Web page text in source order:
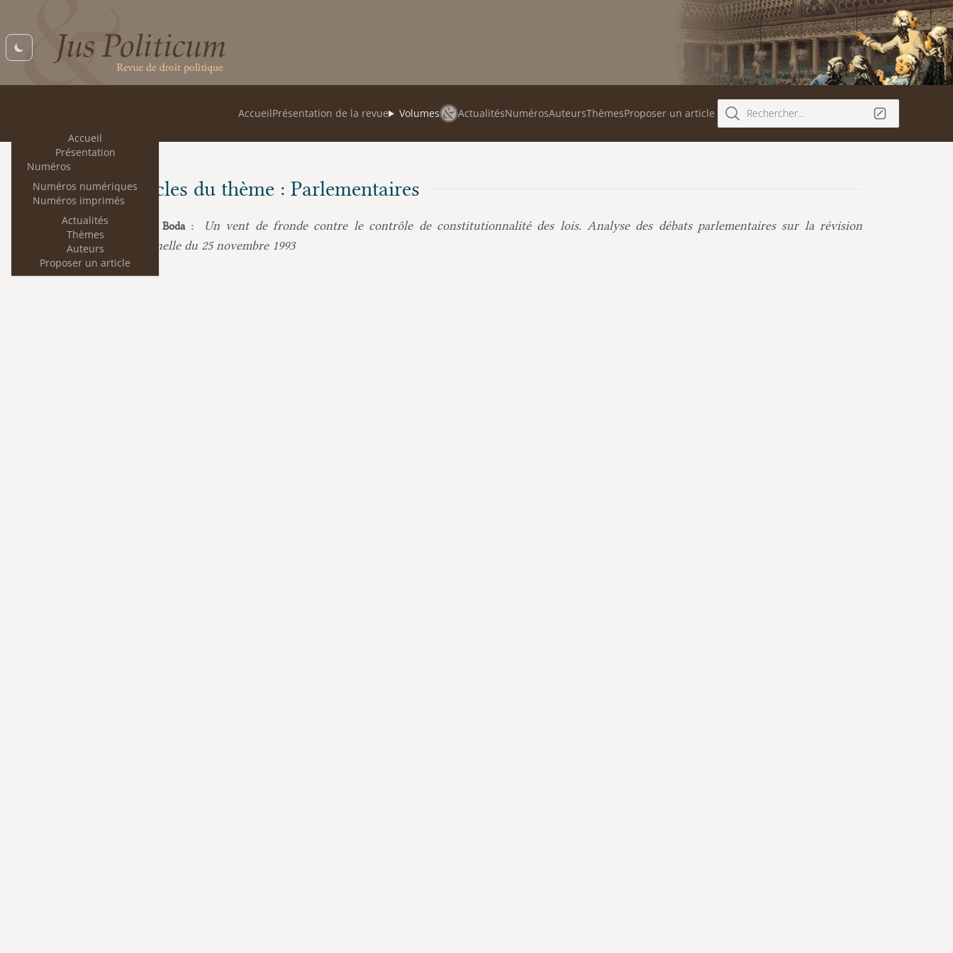
Accueil
Présentation
Numéros
Numéros numériques
Numéros imprimés
Actualités
Thèmes
Auteurs
Proposer un article
AccueilPrésentation de la revue Volumes ActualitésNumérosAuteursThèmesProposer un article Rechercher...
Les articles du thème : Parlementaires
Jean-Sébastien Boda :
Un vent de fronde contre le contrôle de constitutionnalité des lois. Analyse des débats parlementaires sur la révision
constitutionnelle du 25 novembre 1993